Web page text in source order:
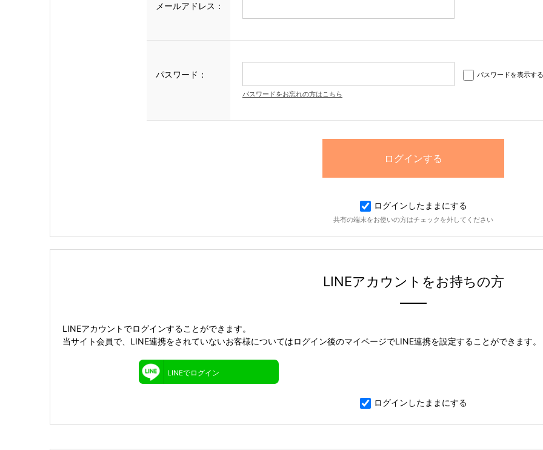
メールアドレス：
パスワード： パスワードを表示する
パスワードをお忘れの方はこちら
ログインしたままにする
共有の端末をお使いの方はチェックを外してください
LINEアカウントをお持ちの方
LINEアカウントでログインすることができます。
当サイト会員で、LINE連携をされていないお客様についてはログイン後のマイページでLINE連携を設定することができます。
LINEでログイン
ログインしたままにする